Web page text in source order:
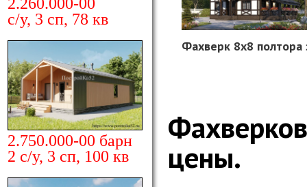
Фахверк 8х8 полтора
цены.
с/у, 3 сп, 78 кв
2.750.000-00 барн
2 с/у, 3 сп, 100 кв